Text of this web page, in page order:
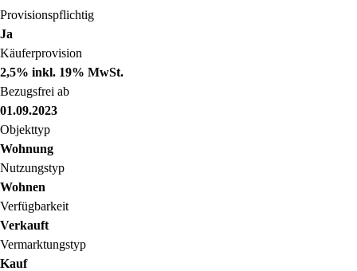
Provisionspflichtig
Ja
Käuferprovision
2,5% inkl. 19% MwSt.
Bezugsfrei ab
01.09.2023
Objekttyp
Wohnung
Nutzungstyp
Wohnen
Verfügbarkeit
Verkauft
Vermarktungstyp
Kauf